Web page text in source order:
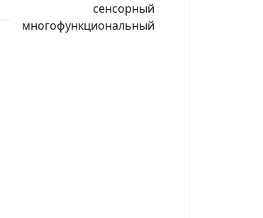
сенсорный
многофункциональный